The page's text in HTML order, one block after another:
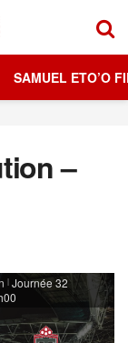
SAMUEL ETO’O
–
| Journée 32